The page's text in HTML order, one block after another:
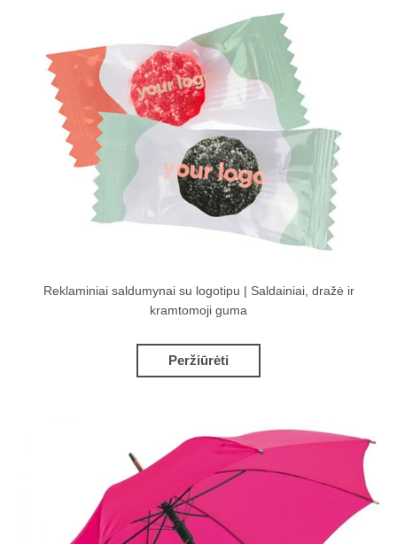
Reklaminiai saldumynai su logotipu | Saldainiai, dražė ir
kramtomoji guma
Peržiūrėti